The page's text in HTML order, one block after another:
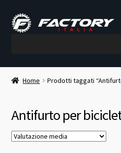
Vai
alla
Vai
al
Il mio account
Chi siamo
Home Prodotti taggati
Antifurto per